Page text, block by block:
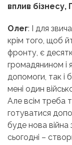
вплив бізнесу,
Олег: І для
крім того, щоб
фронту, є
громадянином і
допомоги, так і
мені один
Але всім треба
готуватися
буде нова війна
сьогодні –